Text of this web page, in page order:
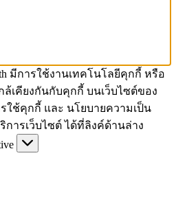
มีการใช้งานเทคโนโลยีคุกกี้ หรือ
เคียงกันกับคุกกี้ บนเว็บไซต์ของ
ใช้คุกกี้ และ นโยบายความเป็น
ารเว็บไซต์ ได้ที่ลิงค์ด้านล่าง